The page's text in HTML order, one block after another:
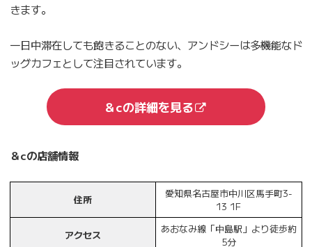
きます。
一日中滞在しても飽きることのない、アンドシーは多機能なド
ッグカフェとして注目されています。
＆cの詳細を見る
＆cの店舗情報
住所
愛知県名古屋市中川区馬手町3-
13 1F
アクセス
あおなみ線「中島駅」より徒歩約
5分